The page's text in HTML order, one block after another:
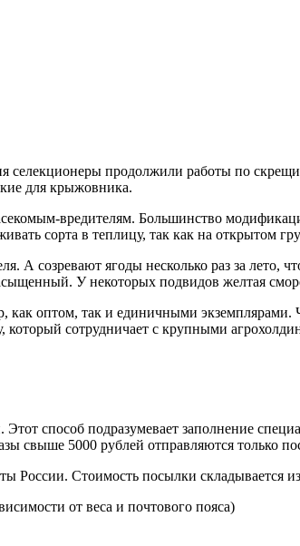
продолжили работы по
для крыжовника.
вредителям. Большинство
сорта в теплицу, так как на открытом
А созревают ягоды несколько раз за лето,
У некоторых подвидов желтая
оптом, так и единичными
сотрудничает с крупными
способ подразумевает заполнение
свыше 5000 рублей отправляются только
России. Стоимость посылки складывается
от веса и почтового пояса)